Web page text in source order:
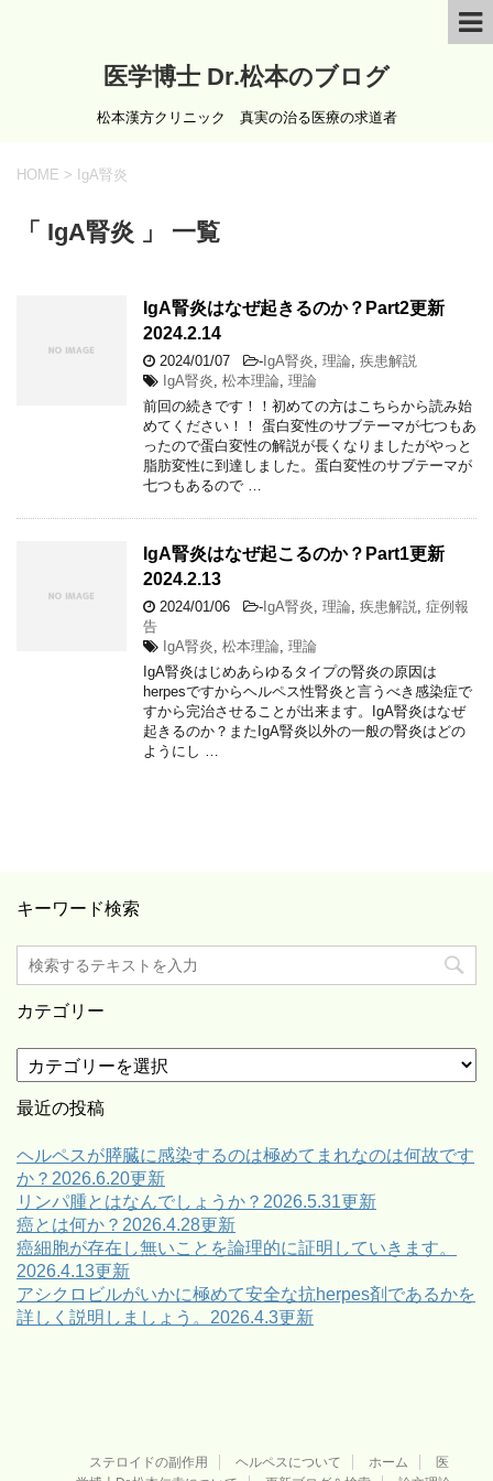
医学博士 Dr.松本のブログ
松本漢方クリニック 真実の治る医療の求道者
HOME > IgA腎炎
「 IgA腎炎 」 一覧
IgA腎炎はなぜ起きるのか？Part2更新
2024.2.14
2024/01/07 -IgA腎炎 理論 疾患解説
IgA腎炎 松本理論 理論
前回の続きです！！初めての方はこちらから読み始
めてください！！ 蛋白変性のサブテーマが七つもあ
ったので蛋白変性の解説が長くなりましたがやっと
脂肪変性に到達しました。蛋白変性のサブテーマが
七つもあるので …
IgA腎炎はなぜ起こるのか？Part1更新
2024.2.13
2024/01/06 -IgA腎炎 理論 疾患解説
症例報
告
IgA腎炎 松本理論 理論
IgA腎炎はじめあらゆるタイプの腎炎の原因は
herpesですからヘルペス性腎炎と言うべき感染症で
すから完治させることが出来ます。IgA腎炎はなぜ
起きるのか？またIgA腎炎以外の一般の腎炎はどの
ようにし …
キーワード検索
カテゴリー
テ
ゴ
ー
最近の投稿
ヘルペスが膵臓に感染するのは極めてまれなのは何故です
か？2026.6.20更新
リンパ腫とはなんでしょうか？2026.5.31更新
癌とは何か？2026.4.28更新
癌細胞が存在し無いことを論理的に証明していきます。
2026.4.13更新
アシクロビルがいかに極めて安全な抗herpes剤であるかを
詳しく説明しましょう。2026.4.3更新
ステロイドの副作用 ヘルペスについて ホーム
医